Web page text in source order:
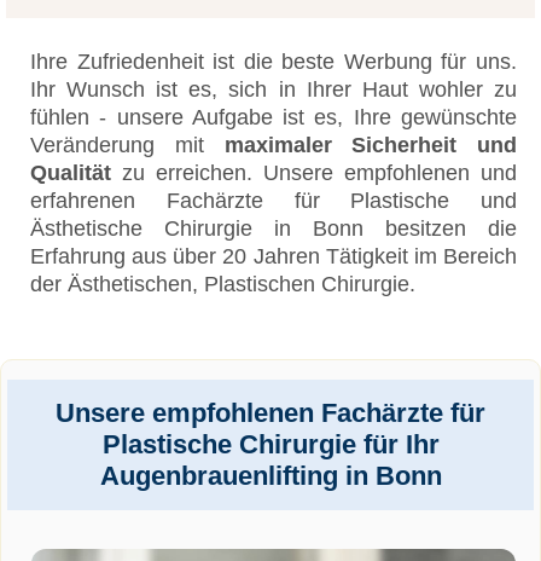
Ihre Zufriedenheit ist die beste Werbung für uns.
Ihr Wunsch ist es, sich in Ihrer Haut wohler zu
fühlen - unsere Aufgabe ist es, Ihre gewünschte
Veränderung mit maximaler Sicherheit und
Qualität zu erreichen. Unsere empfohlenen und
erfahrenen Fachärzte für Plastische und
Ästhetische Chirurgie in Bonn besitzen die
Erfahrung aus über 20 Jahren Tätigkeit im Bereich
der Ästhetischen, Plastischen Chirurgie.
Unsere empfohlenen Fachärzte für
Plastische Chirurgie für Ihr
Augenbrauenlifting in Bonn